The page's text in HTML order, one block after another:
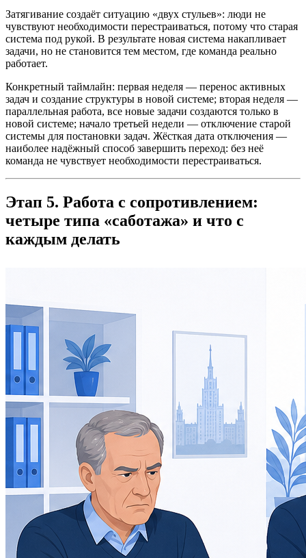
Затягивание создаёт ситуацию «двух стульев»: люди не
чувствуют необходимости перестраиваться, потому что старая
система под рукой. В результате новая система накапливает
задачи, но не становится тем местом, где команда реально
работает.
Конкретный таймлайн: первая неделя — перенос активных
задач и создание структуры в новой системе; вторая неделя —
параллельная работа, все новые задачи создаются только в
новой системе; начало третьей недели — отключение старой
системы для постановки задач. Жёсткая дата отключения —
наиболее надёжный способ завершить переход: без неё
команда не чувствует необходимости перестраиваться.
Этап 5. Работа с сопротивлением:
четыре типа «саботажа» и что с
каждым делать